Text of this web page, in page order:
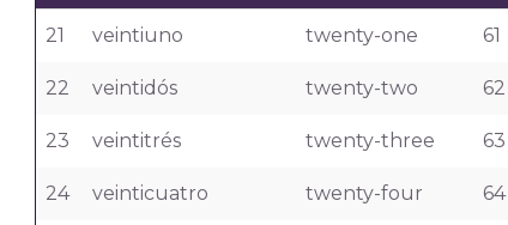
21 veintiuno twenty-one 61
22 veintidós twenty-two 62
23 veintitrés twenty-three 63
24 veinticuatro twenty-four 64